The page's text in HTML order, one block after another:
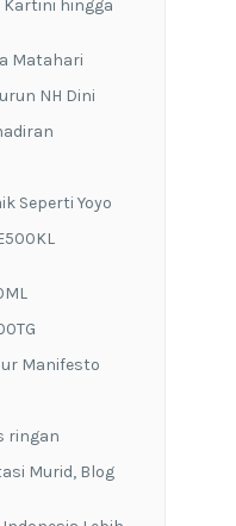
Kartini hingga
Matahari
NH Dini
Seperti Yoyo
Manifesto
ringan
Murid, Blog